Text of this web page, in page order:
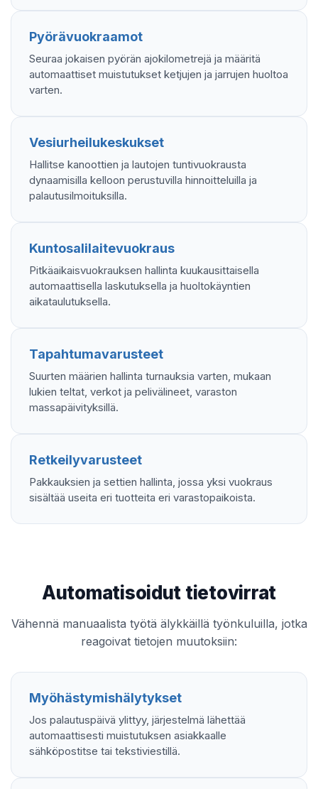
Pyörävuokraamot
Seuraa jokaisen pyörän ajokilometrejä ja määritä
automaattiset muistutukset ketjujen ja jarrujen huoltoa
varten.
Vesiurheilukeskukset
Hallitse kanoottien ja lautojen tuntivuokrausta
dynaamisilla kelloon perustuvilla hinnoitteluilla ja
palautusilmoituksilla.
Kuntosalilaitevuokraus
Pitkäaikaisvuokrauksen hallinta kuukausittaisella
automaattisella laskutuksella ja huoltokäyntien
aikataulutuksella.
Tapahtumavarusteet
Suurten määrien hallinta turnauksia varten, mukaan
lukien teltat, verkot ja pelivälineet, varaston
massapäivityksillä.
Retkeilyvarusteet
Pakkauksien ja settien hallinta, jossa yksi vuokraus
sisältää useita eri tuotteita eri varastopaikoista.
Automatisoidut tietovirrat
Vähennä manuaalista työtä älykkäillä työnkuluilla, jotka
reagoivat tietojen muutoksiin:
Myöhästymishälytykset
Jos palautuspäivä ylittyy, järjestelmä lähettää
automaattisesti muistutuksen asiakkaalle
sähköpostitse tai tekstiviestillä.